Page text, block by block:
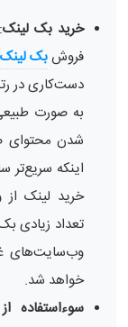
خرید بک لینک
فروشبک لینک
دست‌کاری در
به صورت
شدن محتوای
اینکه سریع‌تر
خرید لینک
تعداد زیادی
وب‌سایت‌های
خواهد شد.
سوءاستفاده از structured data یا Rich Snippet